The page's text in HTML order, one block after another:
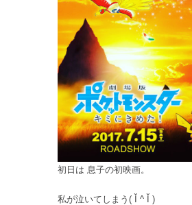
初日は 息子の初映画。
私が泣いてしまう( Ĭ ^ Ĭ )